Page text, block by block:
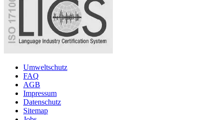
Umweltschutz
FAQ
AGB
Impressum
Datenschutz
Sitemap